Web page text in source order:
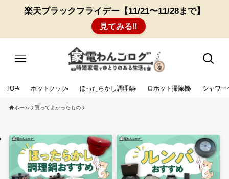
楽天ブラックフライデー【11/21〜11/28まで】
見てみる‼︎
TOP ホットクック ほったらかし調理鍋 ロボット掃除機 シャワー
ホーム 買ってよかったもの